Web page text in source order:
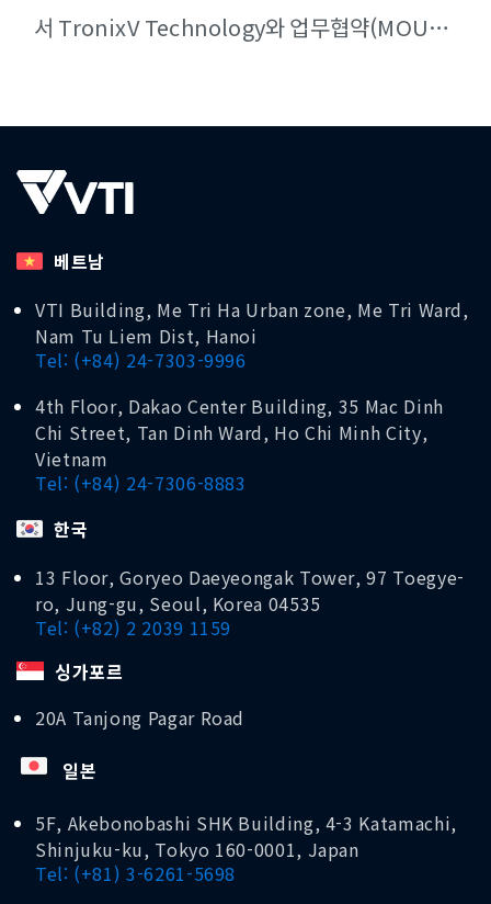
서 TronixV Technology와 업무협약(MOU)을
베트남
VTI Building, Me Tri Ha Urban zone, Me Tri Ward,
Nam Tu Liem Dist, Hanoi
Tel: (+84) 24-7303-9996
4th Floor, Dakao Center Building, 35 Mac Dinh
Chi Street, Tan Dinh Ward, Ho Chi Minh City,
Vietnam
Tel: (+84) 24-7306-8883
한국
13 Floor, Goryeo Daeyeongak Tower, 97 Toegye-
ro, Jung-gu, Seoul, Korea 04535
Tel: (+82) 2 2039 1159
싱가포르
20A Tanjong Pagar Road
일본
5F, Akebonobashi SHK Building, 4-3 Katamachi,
Shinjuku-ku, Tokyo 160-0001, Japan
Tel: (+81) 3-6261-5698